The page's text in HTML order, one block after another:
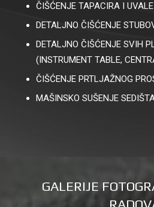
ČIŠĆENJE TAPACIRA I
DETALJNO ČIŠĆENJE
DETALJNO ČIŠĆENJE SVIH
(INSTRUMENT TABLE,
ČIŠĆENJE PRTLJAŽNOG
MAŠINSKO SUŠENJE
GALERIJE